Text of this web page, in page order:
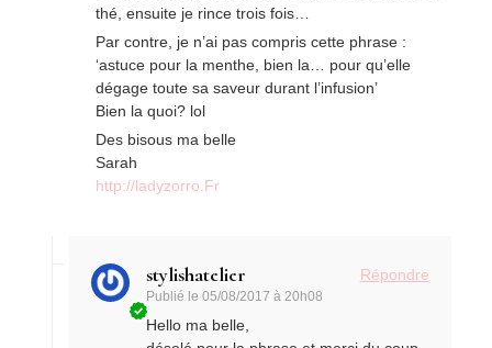
thé, ensuite je rince trois fois…
Par contre, je n’ai pas compris cette phrase :
‘astuce pour la menthe, bien la… pour qu’elle
dégage toute sa saveur durant l’infusion’
Bien la quoi? lol
Des bisous ma belle
Sarah
http://ladyzorro.Fr
stylishatelier
Publié le05/08/2017 à 20h08
Répondre
Hello ma belle,